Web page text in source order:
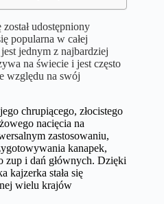
udostępniony
popularna w całej
jednym z najbardziej
na świecie i jest często
względu na swój
chrupiącego, złocistego
nacięcia na
zastosowaniu,
kanapek,
zup i dań głównych. Dzięki
kajzerka stała się
wielu krajów